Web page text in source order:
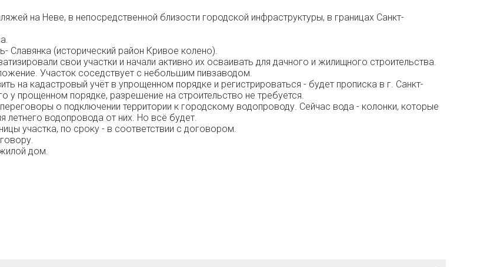
на Неве, в непосредственной близости городской инфраструктуры, в границах Санкт-
Славянка (исторический район Кривое колено).
свои участки и начали активно их осваивать для дачного и жилищного строительства.
Участок соседствует с небольшим пивзаводом.
на кадастровый учёт в упрощенном порядке и регистрироваться - будет прописка в г. Санкт-
прощенном порядке, разрешение на строительство не требуется.
о подключении территории к городскому водопроводу. Сейчас вода - колонки, которые
водопровода от них. Но всё будет.
участка, по сроку - в соответствии с договором.
дом.